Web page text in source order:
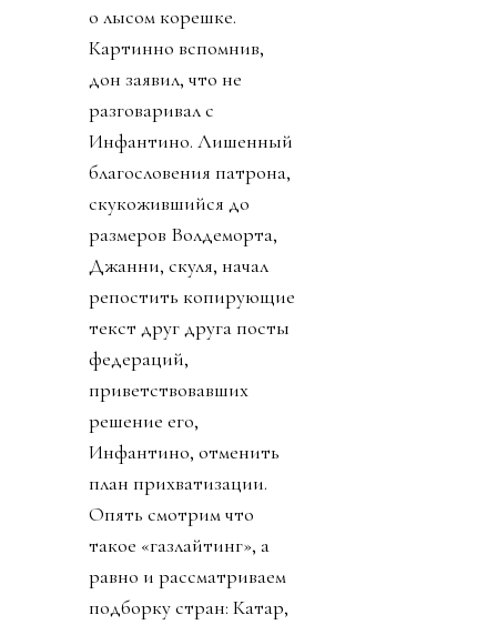
о лысом корешке.
Картинно вспомнив,
дон заявил, что не
разговаривал с
Инфантино. Лишенный
благословения патрона,
скукожившийся до
размеров Волдеморта,
Джанни, скуля, начал
репостить копирующие
текст друг друга посты
федераций,
приветствовавших
решение его,
Инфантино, отменить
план прихватизации.
Опять смотрим что
такое «газлайтинг», а
равно и рассматриваем
подборку стран: Катар,